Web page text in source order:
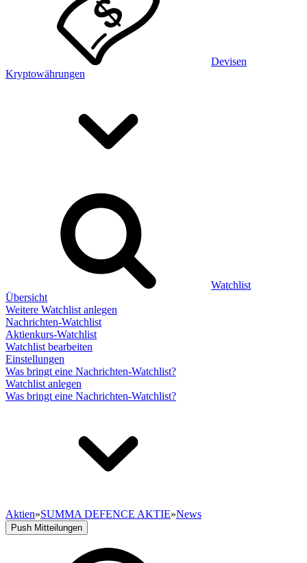
Devisen
Kryptowährungen
Watchlist
Übersicht
Weitere Watchlist anlegen
Nachrichten-Watchlist
Aktienkurs-Watchlist
Watchlist bearbeiten
Einstellungen
Was bringt eine Nachrichten-Watchlist?
Watchlist anlegen
Was bringt eine Nachrichten-Watchlist?
Aktien»SUMMA DEFENCE AKTIE»News
Push Mitteilungen